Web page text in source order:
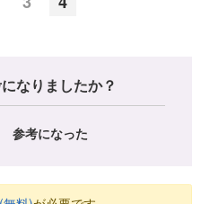
なりましたか？
参考になった